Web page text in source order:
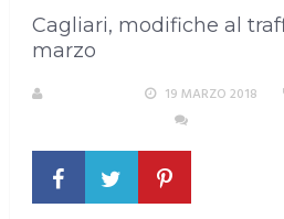
Cagliari, modifiche al
marzo
19 MARZO 2018